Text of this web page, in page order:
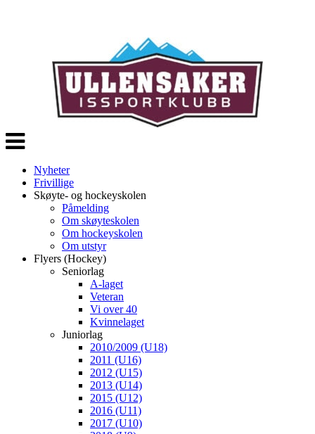
Veksle
navigasjon
Nyheter
Frivillige
Skøyte- og hockeyskolen
Påmelding
Om skøyteskolen
Om hockeyskolen
Om utstyr
Flyers (Hockey)
Seniorlag
A-laget
Veteran
Vi over 40
Kvinnelaget
Juniorlag
2010/2009 (U18)
2011 (U16)
2012 (U15)
2013 (U14)
2015 (U12)
2016 (U11)
2017 (U10)